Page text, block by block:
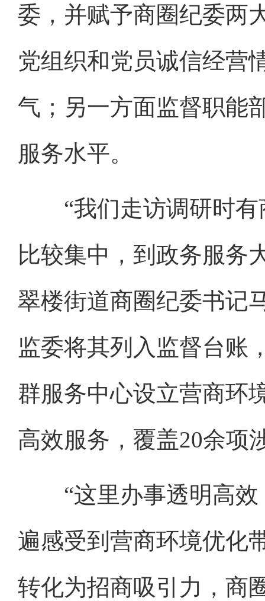
委，并赋予商圈纪委两
党组织和党员诚信经营
气；另一方面监督职能
服务水平。
“我们走访调研时有
比较集中，到政务服务
翠楼街道商圈纪委书记
监委将其列入监督台账
群服务中心设立营商环
高效服务，覆盖20余项
“这里办事透明高效
遍感受到营商环境优化
转化为招商吸引力，商